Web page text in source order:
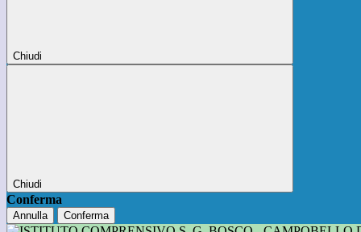
Chiudi
Chiudi
Conferma
Annulla Conferma